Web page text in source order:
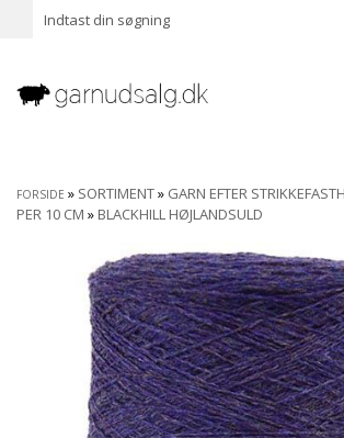
FORSIDE » SORTIMENT» GARN EFTER
PER 10 CM » BLACKHILL HØJLANDSULD